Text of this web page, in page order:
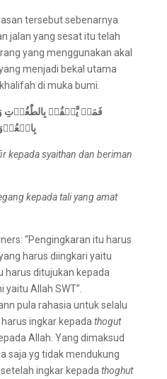
tersebut sebenarnya
jalan yang sesat itu telah
yang menggunakan akal
menjadi bekal utama
di muka bumi.
فَمَنۡ يَّكۡفُرۡ بِالطّٰغُوۡتِ
kepada syaithan dan beriman
kepada tali yang amat
pula rahasia untuk selalu
ingkar kepada thogut
Allah. Yang dimaksud
saja yg tidak mendukung
ingkar kepada thoghut